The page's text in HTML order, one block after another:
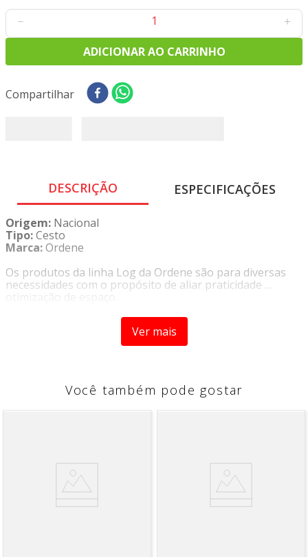
＋
－
ADICIONAR AO CARRINHO
Compartilhar
DESCRIÇÃO ESPECIFICAÇÕES
Origem: Nacional
Tipo:Cesto
Marca:Ordene
Os produtos da linha Log da Ordene são para diversas
necessidades com o propósito de aliar praticidade …
otimização de espaço.
São gaveteiros, cestos, fruteiras e soluções para o dia-a-
dia. Práticos, de fácil manuseio auxiliam na organização
de diversos ambientes.
diversos ambientes.
DESCRIÇÃO
- Confeccionados em material de ótima qualidade
DIMENSÕES
Ver mais
Você também pode gostar